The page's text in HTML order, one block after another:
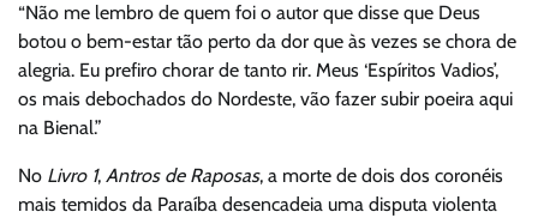
“Não me lembro de quem foi o autor que disse que Deus
botou o bem-estar tão perto da dor que às vezes se chora de
alegria. Eu prefiro chorar de tanto rir. Meus ‘Espíritos Vadios’,
os mais debochados do Nordeste, vão fazer subir poeira aqui
na Bienal.”
No Livro 1, Antros de Raposas, a morte de dois dos coronéis
mais temidos da Paraíba desencadeia uma disputa violenta